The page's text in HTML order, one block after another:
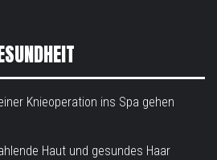
Knieoperation ins Spa gehen
Haut und gesundes Haar